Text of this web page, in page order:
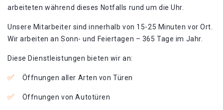
arbeiteten während dieses Notfalls rund um die Uhr.
Unsere Mitarbeiter sind innerhalb von 15-25 Minuten vor Ort.
Wir arbeiten an Sonn- und Feiertagen – 365 Tage im Jahr.
Diese Dienstleistungen bieten wir an:
Öffnungen aller Arten von Türen
Öffnungen von Autotüren